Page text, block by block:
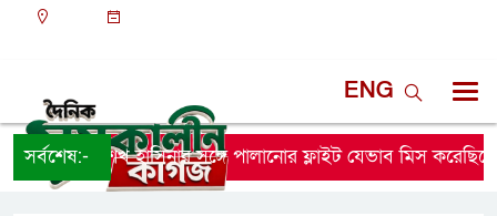
ENG
সর্বশেষ:-শেখ হাসিনার সঙ্গে পালানোর ফ্লাইট যেভাব মিস